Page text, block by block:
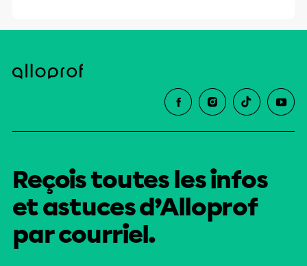
Reçois toutes les infos
et astuces d’Alloprof
par courriel.